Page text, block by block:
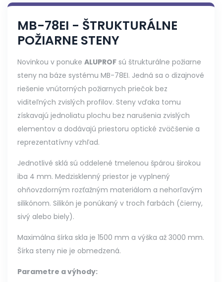
MB-78EI - ŠTRUKTURÁLNE
POŽIARNE STENY
Novinkou v ponuke ALUPROF sú štrukturálne požiarne
steny na báze systému MB-78EI. Jedná sa o dizajnové
riešenie vnútorných požiarnych priečok bez
viditeľných zvislých profilov. Steny vďaka tomu
získavajú jednoliatu plochu bez narušenia zvislých
elementov a dodávajú priestoru optické zväčšenie a
reprezentatívny vzhľad.
Jednotlivé sklá sú oddelené tmelenou špárou širokou
iba 4 mm. Medzisklenný priestor je vyplnený
ohňovzdorným rozťažným materiálom a nehorľavým
silikónom. Silikón je ponúkaný v troch farbách (čierny,
sivý alebo biely).
Maximálna šírka skla je 1500 mm a výška až 3000 mm.
Šírka steny nie je obmedzená.
Parametre a výhody: